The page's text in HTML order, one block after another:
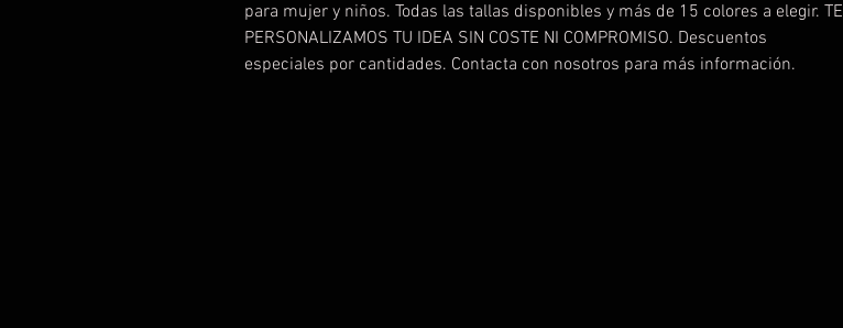
para mujer y niños. Todas las tallas disponibles y más de 15 colores a elegir. TE
PERSONALIZAMOS TU IDEA SIN COSTE NI COMPROMISO. Descuentos
especiales por cantidades. Contacta con nosotros para más información.